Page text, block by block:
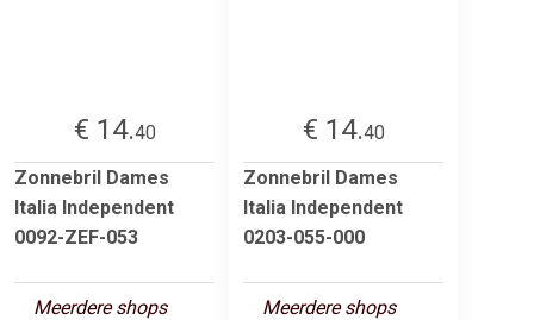
€ 14.40
Zonnebril Dames
Italia Independent
0092-ZEF-053
Meerdere shops
€ 14.40
Zonnebril Dames
Italia Independent
0203-055-000
Meerdere shops